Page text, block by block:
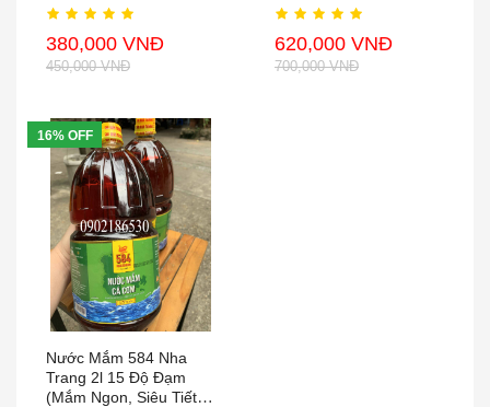
380,000 VNĐ
450,000 VNĐ
620,000 VNĐ
700,000 VNĐ
16% OFF
Nước Mắm 584 Nha
Trang 2l 15 Độ Đạm
(mắm Ngon, Siêu Tiết